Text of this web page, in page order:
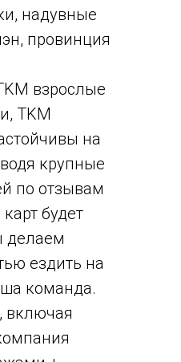
надувные
провинция
взрослые
TKM
на
крупные
по отзывам
будет
делаем
ездить на
команда.
включая